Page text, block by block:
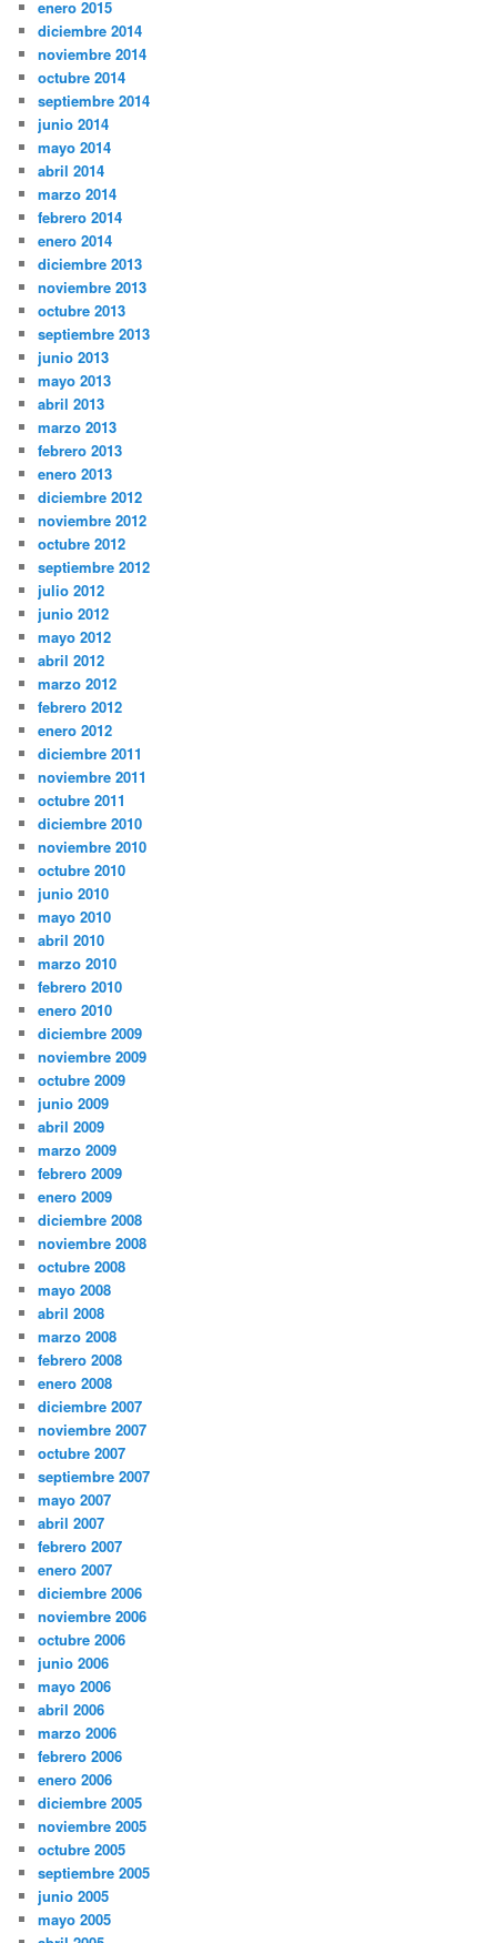
enero 2015
diciembre 2014
noviembre 2014
octubre 2014
septiembre 2014
junio 2014
mayo 2014
abril 2014
marzo 2014
febrero 2014
enero 2014
diciembre 2013
noviembre 2013
octubre 2013
septiembre 2013
junio 2013
mayo 2013
abril 2013
marzo 2013
febrero 2013
enero 2013
diciembre 2012
noviembre 2012
octubre 2012
septiembre 2012
julio 2012
junio 2012
mayo 2012
abril 2012
marzo 2012
febrero 2012
enero 2012
diciembre 2011
noviembre 2011
octubre 2011
diciembre 2010
noviembre 2010
octubre 2010
junio 2010
mayo 2010
abril 2010
marzo 2010
febrero 2010
enero 2010
diciembre 2009
noviembre 2009
octubre 2009
junio 2009
abril 2009
marzo 2009
febrero 2009
enero 2009
diciembre 2008
noviembre 2008
octubre 2008
mayo 2008
abril 2008
marzo 2008
febrero 2008
enero 2008
diciembre 2007
noviembre 2007
octubre 2007
septiembre 2007
mayo 2007
abril 2007
febrero 2007
enero 2007
diciembre 2006
noviembre 2006
octubre 2006
junio 2006
mayo 2006
abril 2006
marzo 2006
febrero 2006
enero 2006
diciembre 2005
noviembre 2005
octubre 2005
septiembre 2005
junio 2005
mayo 2005